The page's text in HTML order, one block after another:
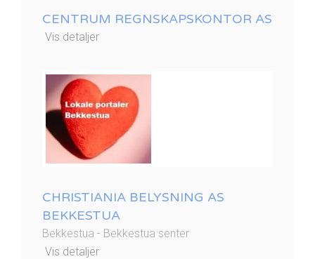
CENTRUM REGNSKAPSKONTOR AS
Vis detaljer
CHRISTIANIA BELYSNING AS
BEKKESTUA
Bekkestua - Bekkestua senter
Vis detaljer